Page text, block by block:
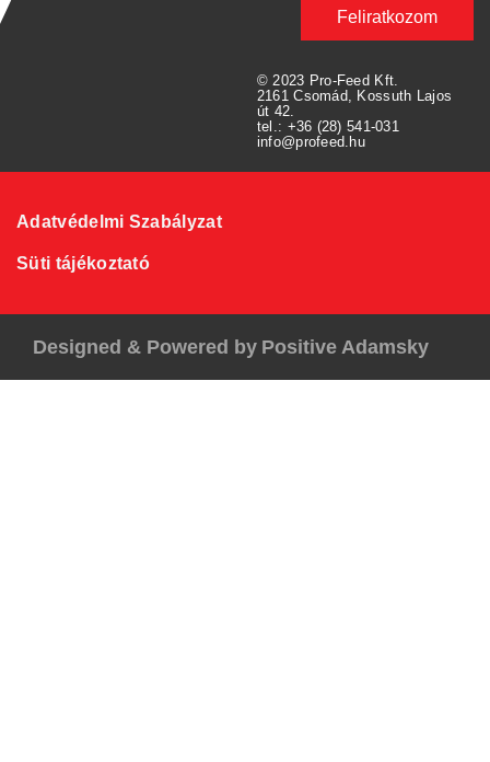
Feliratkozom
© 2023 Pro-Feed Kft.
2161 Csomád, Kossuth Lajos
út 42.
tel.: +36 (28) 541-031
info@profeed.hu
Adatvédelmi Szabályzat
Süti tájékoztató
Designed & Powered by Positive Adamsky